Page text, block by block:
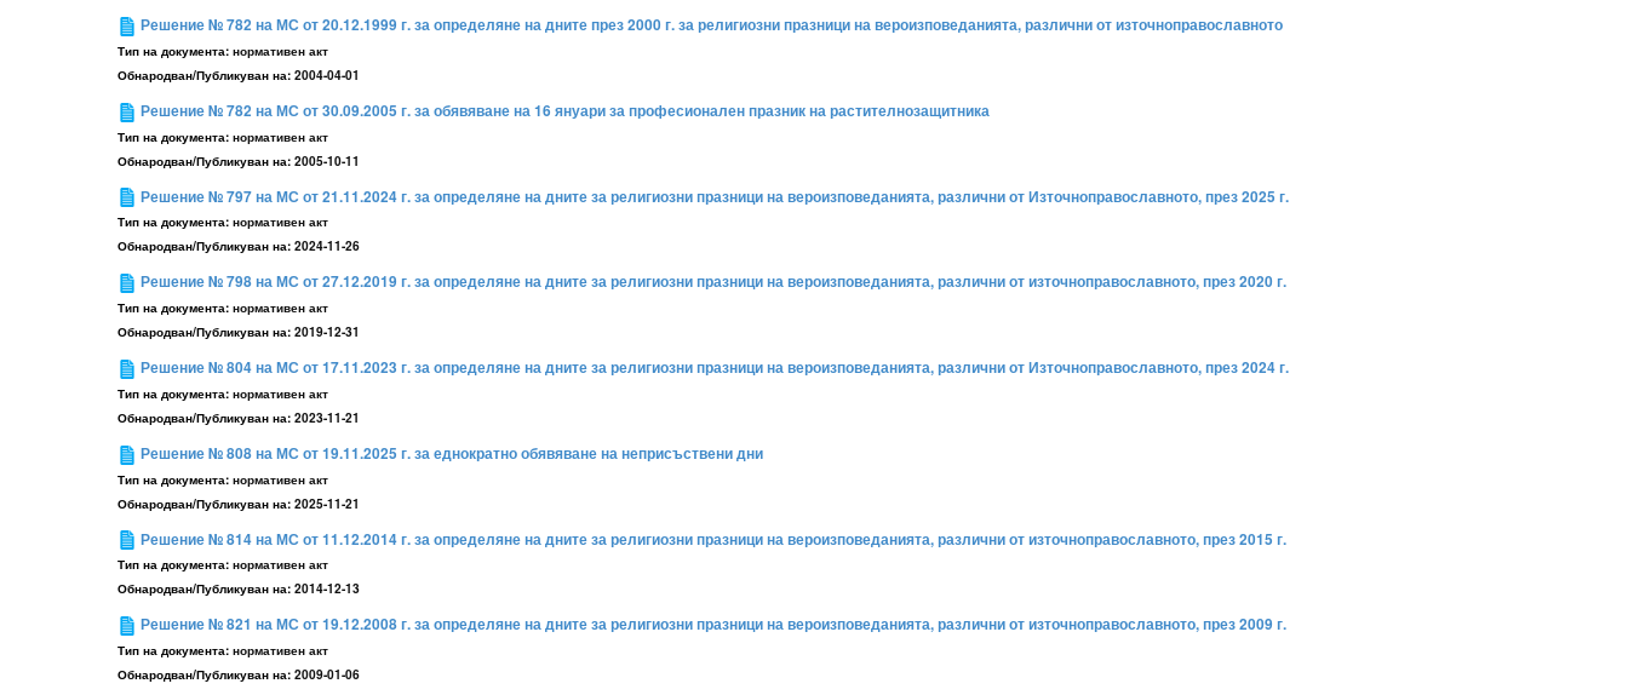
Решение № 782 на МС от 20.12.1999 г. за определяне на дните през 2000 г. за религиозни празници на вероизповеданията, различни от източноправославното
Тип на документа: нормативен акт
Обнародван/Публикуван на: 2004-04-01
Решение № 782 на МС от 30.09.2005 г. за обявяване на 16 януари за професионален празник на растителнозащитника
Тип на документа: нормативен акт
Обнародван/Публикуван на: 2005-10-11
Решение № 797 на МС от 21.11.2024 г. за определяне на дните за религиозни празници на вероизповеданията, различни от Източноправославното, през 2025 г.
Тип на документа: нормативен акт
Обнародван/Публикуван на: 2024-11-26
Решение № 798 на МС от 27.12.2019 г. за определяне на дните за религиозни празници на вероизповеданията, различни от източноправославното, през 2020 г.
Тип на документа: нормативен акт
Обнародван/Публикуван на: 2019-12-31
Решение № 804 на МС от 17.11.2023 г. за определяне на дните за религиозни празници на вероизповеданията, различни от Източноправославното, през 2024 г.
Тип на документа: нормативен акт
Обнародван/Публикуван на: 2023-11-21
Решение № 808 на МС от 19.11.2025 г. за еднократно обявяване на неприсъствени дни
Тип на документа: нормативен акт
Обнародван/Публикуван на: 2025-11-21
Решение № 814 на МС от 11.12.2014 г. за определяне на дните за религиозни празници на вероизповеданията, различни от източноправославното, през 2015 г.
Тип на документа: нормативен акт
Обнародван/Публикуван на: 2014-12-13
Решение № 821 на МС от 19.12.2008 г. за определяне на дните за религиозни празници на вероизповеданията, различни от източноправославното, през 2009 г.
Тип на документа: нормативен акт
Обнародван/Публикуван на: 2009-01-06